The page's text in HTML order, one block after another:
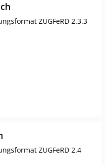
ZUGFeRD 2.3.3
ZUGFeRD 2.4